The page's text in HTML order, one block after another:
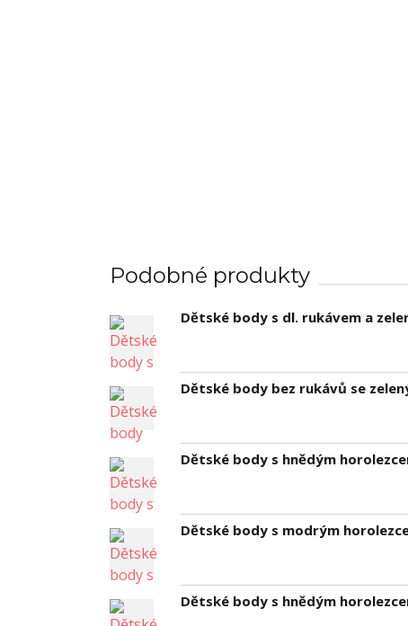
Podobné produkty
Dětské body s dl. rukávem a
Dětské body bez rukávů se
Dětské body s hnědým
Dětské body s modrým
Dětské body s hnědým